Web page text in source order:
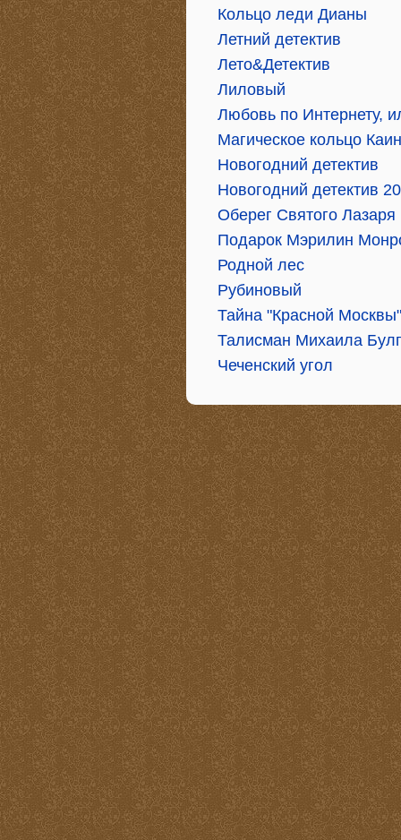
Кольцо леди Дианы
Летний детектив
Лето&Детектив
Лиловый
Любовь по Интернету,
Магическое кольцо
Новогодний детектив
Новогодний детектив
Оберег Святого Лазаря
Подарок Мэрилин
Родной лес
Рубиновый
Тайна "Красной Москвы"
Талисман Михаила
Чеченский угол